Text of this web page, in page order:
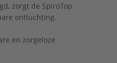
zorgt de SpiroTop
ontluchting.
en zorgeloze